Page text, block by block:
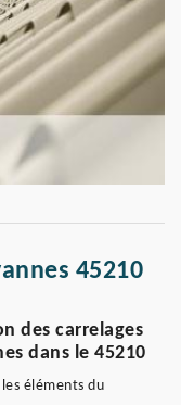
45210
des carrelages
dans le 45210
éléments du